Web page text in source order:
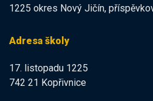
1225 okres Nový Jičín,
Adresa školy
17. listopadu 1225
742 21 Kopřivnice